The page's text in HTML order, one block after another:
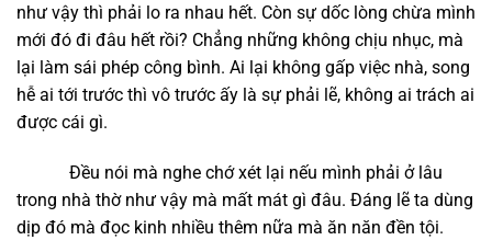
như vậy thì phải lo ra nhau hết. Còn sự dốc lòng chừa mình
mới đó đi đâu hết rồi? Chẳng những không chịu nhục, mà
lại làm sái phép công bình. Ai lại không gấp việc nhà, song
hễ ai tới trước thì vô trước ấy là sự phải lẽ, không ai trách ai
được cái gì.
Đều nói mà nghe chớ xét lại nếu mình phải ở lâu
trong nhà thờ như vậy mà mất mát gì đâu. Đáng lẽ ta dùng
dịp đó mà đọc kinh nhiều thêm nữa mà ăn năn đền tội.